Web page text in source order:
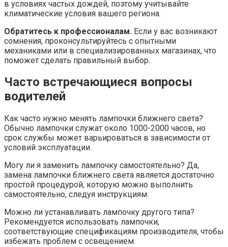
в условиях частых дождей, поэтому учитывайте
климатические условия вашего региона.
Обратитесь к профессионалам. Если у вас возникают
сомнения, проконсультируйтесь с опытными
механиками или в специализированных магазинах, что
поможет сделать правильный выбор.
Часто встречающиеся вопросы
водителей
Как часто нужно менять лампочки ближнего света?
Обычно лампочки служат около 1000-2000 часов, но
срок службы может варьироваться в зависимости от
условий эксплуатации.
Могу ли я заменить лампочку самостоятельно? Да,
замена лампочки ближнего света является достаточно
простой процедурой, которую можно выполнить
самостоятельно, следуя инструкциям.
Можно ли устанавливать лампочку другого типа?
Рекомендуется использовать лампочки,
соответствующие спецификациям производителя, чтобы
избежать проблем с освещением.